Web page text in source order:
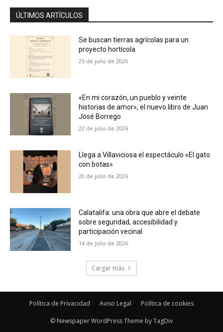
ÚLTIMOS ARTÍCULOS
Se buscan tierras agrícolas para un
proyecto hortícola
25 de julio de 2026
«En mi corazón, un pueblo y veinte
historias de amor», el nuevo libro de Juan
José Borrego
22 de julio de 2026
Llega a Villaviciosa el espectáculo «El gato
con botas»
20 de julio de 2026
Calatalifa: una obra que abre el debate
sobre seguridad, accesibilidad y
participación vecinal
14 de julio de 2026
Cargar más
Política de Privacidad Aviso Legal Política de cookies
© Newspaper WordPress Theme by TagDiv